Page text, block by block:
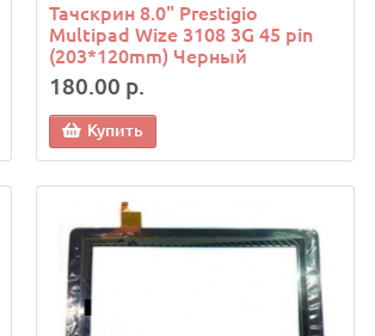
Тачскрин 8.0" Prestigio
Multipad Wize 3108 3G 45 pin
(203*120mm) Черный
180.00 р.
Купить